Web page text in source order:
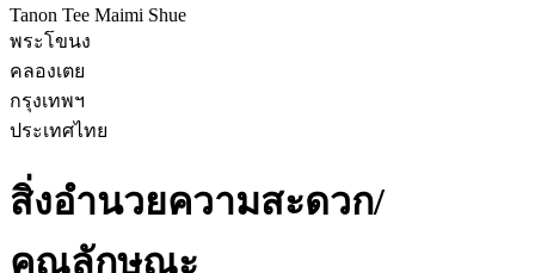
Tanon Tee Maimi Shue
พระโขนง
คลองเตย
กรุงเทพฯ
ประเทศไทย
สิ่งอำนวยความสะดวก/
คุณลักษณะ